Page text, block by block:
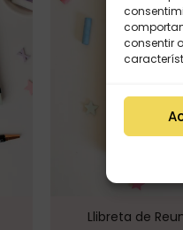
consentir
Llibreta de